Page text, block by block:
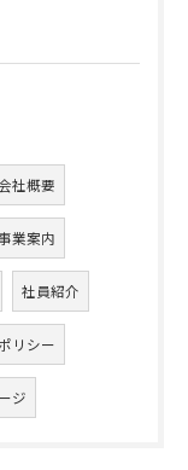
社概要
業案内
社員紹介
リシー
ジ